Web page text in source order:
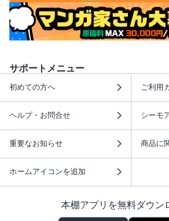
サポートメニュー
初めての方へ ご利用
ヘルプ・お問合せ シーモ
重要なお知らせ 商品に
ホームアイコンを追加
本棚アプリを無料ダウン